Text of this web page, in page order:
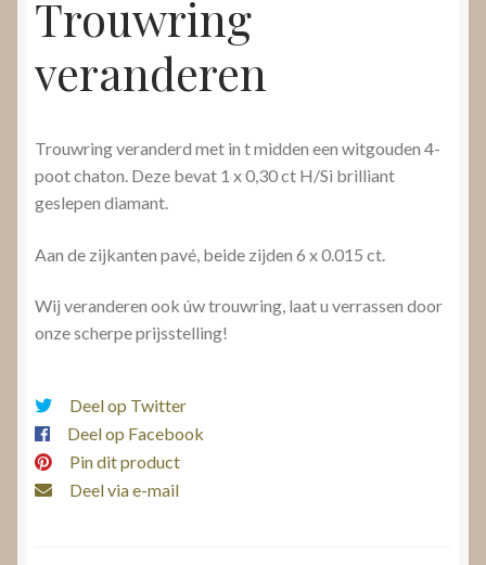
Trouwring
veranderen
Trouwring veranderd met in t midden een witgouden 4-
poot chaton. Deze bevat 1 x 0,30 ct H/Si brilliant
geslepen diamant.
Aan de zijkanten pavé, beide zijden 6 x 0.015 ct.
Wij veranderen ook úw trouwring, laat u verrassen door
onze scherpe prijsstelling!
Deel op Twitter
Deel op Facebook
Pin dit product
Deel via e-mail